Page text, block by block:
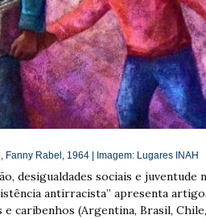
Fanny Rabel, 1964 | Imagem: Lugares INAH
desigualdades sociais e juventude
antirracista” apresenta
caribenhos (Argentina, Brasil,